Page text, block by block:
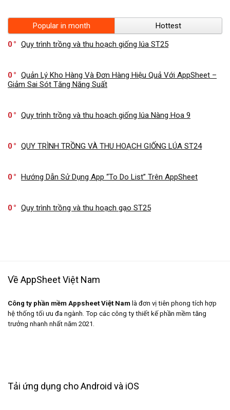
Popular in month
Hottest
0
Quy trình trồng và thu hoạch giống lúa ST25
0
Quản Lý Kho Hàng Và Đơn Hàng Hiệu Quả Với AppSheet –
Giảm Sai Sót Tăng Năng Suất
0 Quy trình trồng và thu hoạch giống lúa Nàng Hoa 9
0 QUY TRÌNH TRỒNG VÀ THU HOẠCH GIỐNG LÚA ST24
0 Hướng Dẫn Sử Dụng App “To Do List” Trên AppSheet
0 Quy trình trồng và thu hoạch gạo ST25
Về AppSheet Việt Nam
Công ty phần mềm Appsheet Việt Nam là đơn vị tiên phong tích hợp
hệ thống tối ưu đa ngành. Top các công ty thiết kế phần mềm tăng
trưởng nhanh nhất năm 2021.
Tải ứng dụng cho Android và iOS